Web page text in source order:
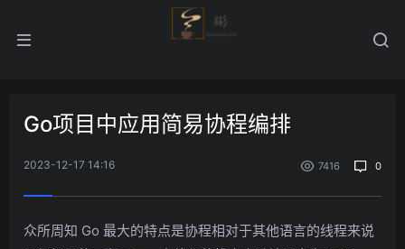
Go项目中应用简易协程编排
2023-12-17 14:16 7416 0
众所周知 Go 最大的特点是协程相对于其他语言的线程来说